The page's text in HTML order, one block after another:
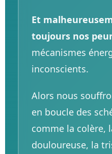
Et
toujours nos
mécanismes
inconscients.
Alors nous
en boucle des
comme la colère,
douloureuse, la